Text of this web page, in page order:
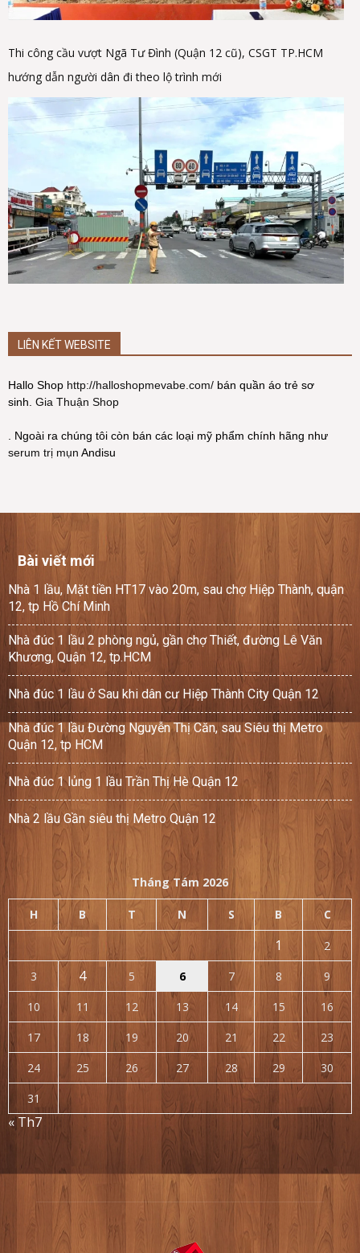
Thi công cầu vượt Ngã Tư Đình (Quận 12 cũ), CSGT TP.HCM
hướng dẫn người dân đi theo lộ trình mới
LIÊN KẾT WEBSITE
Hallo Shop http://halloshopmevabe.com/ bán quần áo trẻ sơ
sinh. Gia Thuận Shop
. Ngoài ra chúng tôi còn bán các loại mỹ phẩm chính hãng như
serum trị mụn Andisu
Bài viết mới
Nhà 1 lầu, Mặt tiền HT17 vào 20m, sau chợ Hiệp Thành, quận
12, tp Hồ Chí Minh
Nhà đúc 1 lầu 2 phòng ngủ, gần chợ Thiết, đường Lê Văn
Khương, Quận 12, tp.HCM
Nhà đúc 1 lầu ở Sau khi dân cư Hiệp Thành City Quận 12
Nhà đúc 1 lầu Đường Nguyễn Thị Căn, sau Siêu thị Metro
Quận 12, tp HCM
Nhà đúc 1 lủng 1 lầu Trần Thị Hè Quận 12
Nhà 2 lầu Gần siêu thị Metro Quận 12
Tháng Tám 2026
H B T N S B C
1
2
3
4 5 6 7 8
9
10
11 12 13 14 15
16
17
18 19 20 21 22
23
24
25 26 27 28 29
30
31
« Th7